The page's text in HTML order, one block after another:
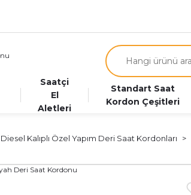
Saatçi
El
Aletleri
Standart Saat
Kordon Çeşitleri
Diesel Kalıplı Özel Yapım Deri Saat Kordonları